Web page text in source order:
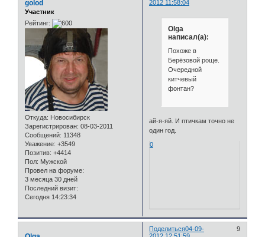
2012 11:58:04
golod
Участник
Рейтинг:
Откуда: Новосибирск
Зарегистрирован: 08-03-2011
Сообщений: 11348
Уважение: +3549
Позитив: +4414
Пол: Мужской
Провел на форуме:
3 месяца 30 дней
Последний визит:
Сегодня 14:23:34
Olga
написал(а):
Похоже в
Берёзовой роще.
Очередной
китчевый
фонтан?
ай-я-яй. И птичкам точно не
один год.
0
Поделиться 9
04-09-